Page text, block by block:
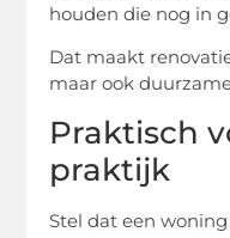
houden die nog in
Dat maakt
maar ook
Praktisch
praktijk
Stel dat een